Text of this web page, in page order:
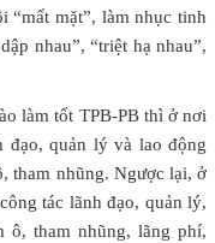
“mất mặt”, làm nhục tinh
nhau”, “triệt hạ nhau”,
làm tốt TPB-PB thì ở nơi
đạo, quản lý và lao động
tham nhũng. Ngược lại, ở
tác lãnh đạo, quản lý,
ô, tham nhũng, lãng phí,